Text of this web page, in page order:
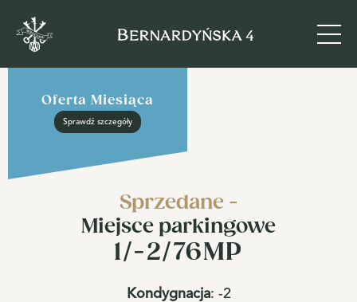
Oferta Miesiąca
Sprawdź szczegóły
Sprzedane -
Miejsce parkingowe
1/-2/76MP
Kondygnacja: -2